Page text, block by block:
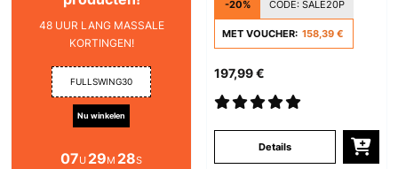
48 UUR LANG MASSALE
KORTINGEN!
FULLSWING30
Nu winkelen
07U 29M 27S
-20% CODE: SALE20P
MET VOUCHER: 158,39 €
197,99 €
Details